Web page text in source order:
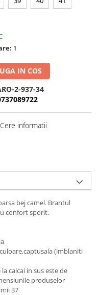
1
IN COS
2-937-34
informatii
bej camel. Brantul
confort sporit.
(imblaniti
calcai in sus este de
produselor
37